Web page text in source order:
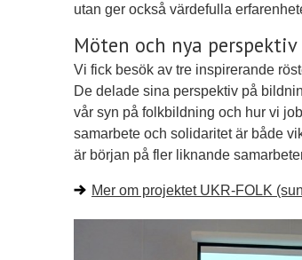
utan ger också värdefulla
Möten och nya
Vi fick besök av tre inspirerande
De delade sina perspektiv på
vår syn på folkbildning och hur vi
samarbete och solidaritet är både
är början på fler liknande
Mer om projektet UKR-FOLK